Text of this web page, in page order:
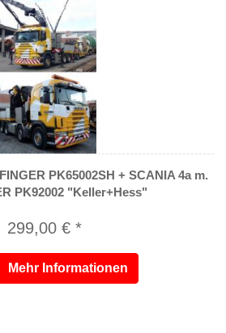
PK65002SH + SCANIA 4a m.
PK92002 "Keller+Hess"
299,00 € *
Mehr Informationen